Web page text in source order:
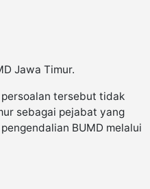
Jawa Timur.
persoalan tersebut tidak
sebagai pejabat yang
BUMD melalui